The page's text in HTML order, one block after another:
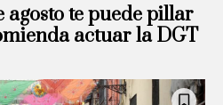
agosto te puede pillar
actuar la DGT